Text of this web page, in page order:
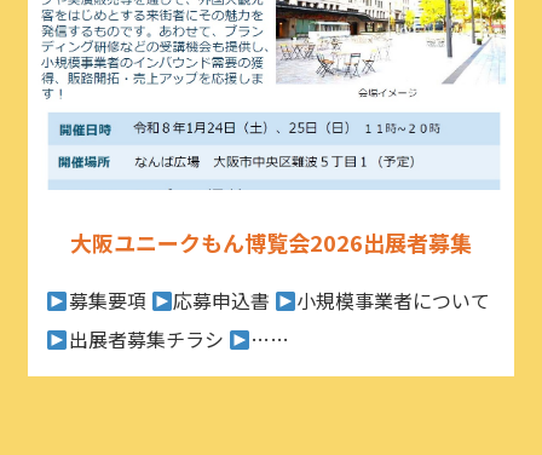
大阪ユニークもん博覧会2026出展者募集
募集要項 応募申込書
小規模事業者について
出展者募集チラシ
……